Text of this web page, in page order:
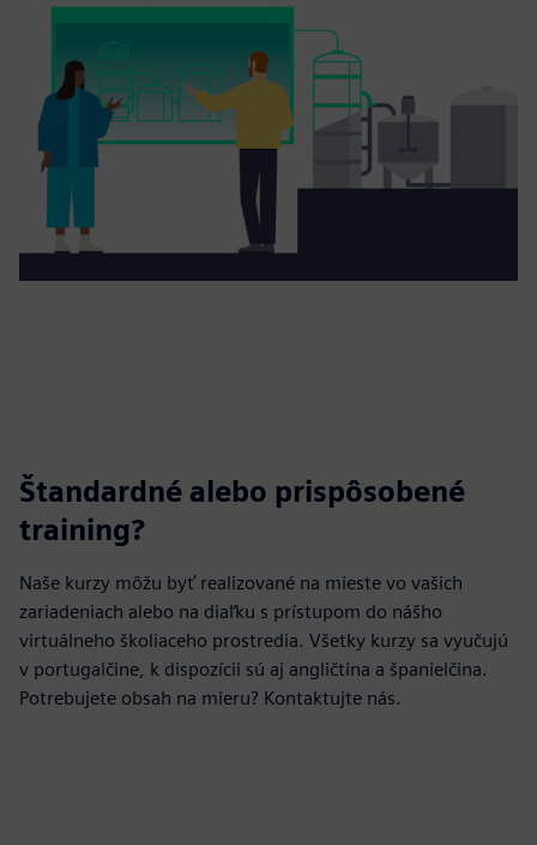
Štandardné alebo prispôsobené
training?
Naše kurzy môžu byť realizované na mieste vo vašich
zariadeniach alebo na diaľku s prístupom do nášho
virtuálneho školiaceho prostredia. Všetky kurzy sa vyučujú
v portugalčine, k dispozícii sú aj angličtina a španielčina.
Potrebujete obsah na mieru? Kontaktujte nás.